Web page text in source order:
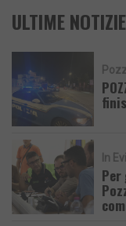
ULTIME NOTIZIE
In